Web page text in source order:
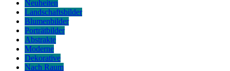
Neuheiten
Landschaftsbilder
Blumenbilder
Porträtbilder
Abstrakte
Moderne
Dekorative
Nach Raum